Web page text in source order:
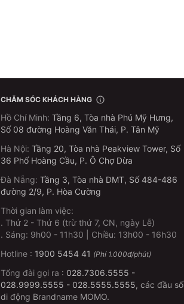
CHĂM SÓC KHÁCH HÀNG
Hồ Chí Minh: Tầng 6, Tòa nhà Phú Mỹ Hưng,
Số 08 đường Hoàng Văn Thái, P. Tân Mỹ
Hà Nội: Tầng 20, Tòa nhà Peakview Tower, Số
36 Phố Hoàng Cầu, P. Ô Chợ Dừa
Đà Nẵng: Tầng 3, Tòa nhà DMT, Số 484-486
đường 2/9, P. Hòa Cường
Thời gian làm việc:
. Thứ 2 - Thứ 6 (trừ thứ 7, CN, ngày Lễ)
. Sáng: 9h00 - 11h30 | Chiều: 13h00 - 16h30
Hotline : 1900 5454 41 (Phí 1.000đ/phút)
Tổng đài gọi ra : 028.7306.5555 -
028.9999.5555 - 028.5555.5555, các đầu số
di động Brandname MOMO.